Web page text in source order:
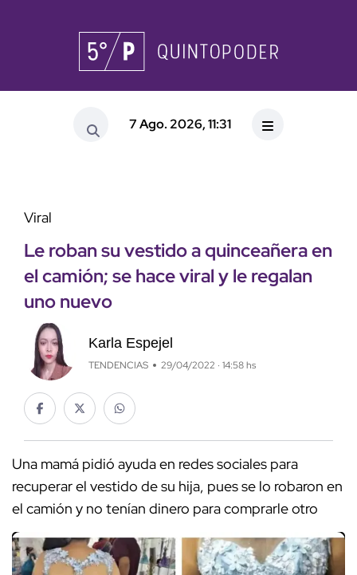
7 Ago. 2026, 11:31
Viral
Le roban su vestido a quinceañera en
el camión; se hace viral y le regalan
uno nuevo
Karla Espejel
TENDENCIAS 29/04/2022 · 14:58 hs
Una mamá pidió ayuda en redes sociales para
recuperar el vestido de su hija, pues se lo robaron en
el camión y no tenían dinero para comprarle otro